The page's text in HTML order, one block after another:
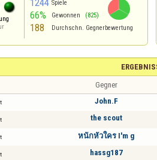
1244 Spiele
66% Gewonnen (825)
188 Durchschn. Gegnerbewertung
Gegner
John.F
the scout
หนักหัวใคร I'm g
hassg187